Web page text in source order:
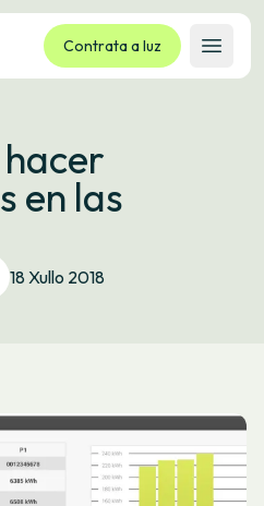
Contrata a luz
Abrir
en las
18 Xullo 2018